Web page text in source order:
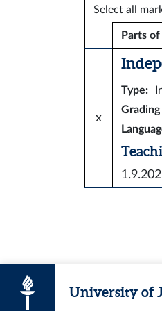
Select all
Parts
x
Type:
Grading
University of